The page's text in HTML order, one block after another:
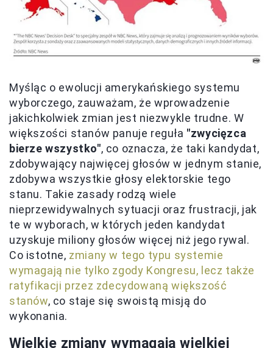
Myśląc o ewolucji amerykańskiego systemu
wyborczego, zauważam, że wprowadzenie
jakichkolwiek zmian jest niezwykle trudne. W
większości stanów panuje reguła "zwycięzca
bierze wszystko", co oznacza, że taki kandydat,
zdobywający najwięcej głosów w jednym stanie,
zdobywa wszystkie głosy elektorskie tego
stanu. Takie zasady rodzą wiele
nieprzewidywalnych sytuacji oraz frustracji, jak
te w wyborach, w których jeden kandydat
uzyskuje miliony głosów więcej niż jego rywal.
Co istotne, zmiany w tego typu systemie
wymagają nie tylko zgody Kongresu, lecz także
ratyfikacji przez zdecydowaną większość
stanów, co staje się swoistą misją do
wykonania.
Wielkie zmiany wymagają wielkiej